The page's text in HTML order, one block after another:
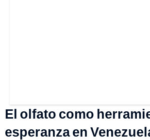
El olfato como
esperanza en